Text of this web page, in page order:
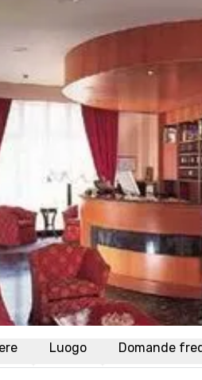
Luogo Domande